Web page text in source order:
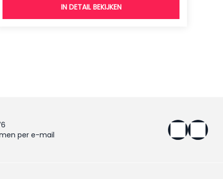
IN DETAIL BEKIJKEN
per e-mail